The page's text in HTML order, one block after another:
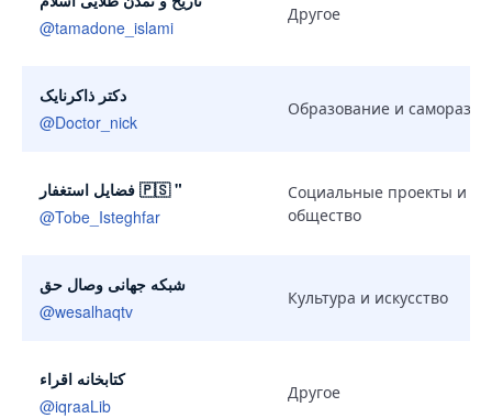
@tamadone_islami
Другое
دکتر ذاکرنایک
@Doctor_nick
Образование и
فضایل استغفار 🇵🇸 "
@Tobe_Isteghfar
Социальные проекты и
общество
شبكه جهانى وصال حق
@wesalhaqtv
Культура и искусство
کتابخانه اقراء
@iqraaLib
Другое